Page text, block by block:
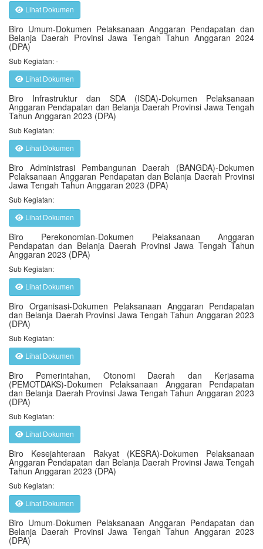
Lihat Dokumen
Biro Umum-Dokumen Pelaksanaan Anggaran Pendapatan dan
Belanja Daerah Provinsi Jawa Tengah Tahun Anggaran 2024
(DPA)
Sub Kegiatan: -
Lihat Dokumen
Biro Infrastruktur dan SDA (ISDA)-Dokumen Pelaksanaan
Anggaran Pendapatan dan Belanja Daerah Provinsi Jawa Tengah
Tahun Anggaran 2023 (DPA)
Sub Kegiatan:
Lihat Dokumen
Biro Administrasi Pembangunan Daerah (BANGDA)-Dokumen
Pelaksanaan Anggaran Pendapatan dan Belanja Daerah Provinsi
Jawa Tengah Tahun Anggaran 2023 (DPA)
Sub Kegiatan:
Lihat Dokumen
Biro Perekonomian-Dokumen Pelaksanaan Anggaran
Pendapatan dan Belanja Daerah Provinsi Jawa Tengah Tahun
Anggaran 2023 (DPA)
Sub Kegiatan:
Lihat Dokumen
Biro Organisasi-Dokumen Pelaksanaan Anggaran Pendapatan
dan Belanja Daerah Provinsi Jawa Tengah Tahun Anggaran 2023
(DPA)
Sub Kegiatan:
Lihat Dokumen
Biro Pemerintahan, Otonomi Daerah dan Kerjasama
(PEMOTDAKS)-Dokumen Pelaksanaan Anggaran Pendapatan
dan Belanja Daerah Provinsi Jawa Tengah Tahun Anggaran 2023
(DPA)
Sub Kegiatan:
Lihat Dokumen
Biro Kesejahteraan Rakyat (KESRA)-Dokumen Pelaksanaan
Anggaran Pendapatan dan Belanja Daerah Provinsi Jawa Tengah
Tahun Anggaran 2023 (DPA)
Sub Kegiatan:
Lihat Dokumen
Biro Umum-Dokumen Pelaksanaan Anggaran Pendapatan dan
Belanja Daerah Provinsi Jawa Tengah Tahun Anggaran 2023
(DPA)